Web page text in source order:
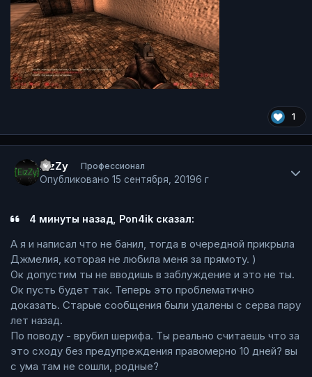
1
EizZy Профессионал
Опубликовано 15 сентября, 20196 г
4 минуты назад, Pon4ik сказал:
А я и написал что не банил, тогда в очередной прикрыла
Джмелия, которая не любила меня за прямоту. )
Ок допустим ты не вводишь в заблуждение и это не ты.
Ок пусть будет так. Теперь это проблематично
доказать. Старые сообщения были удалены с серва пару
лет назад.
По поводу - врубил шерифа. Ты реально считаешь что за
это сходу без предупреждения правомерно 10 дней? вы
с ума там не сошли, родные?